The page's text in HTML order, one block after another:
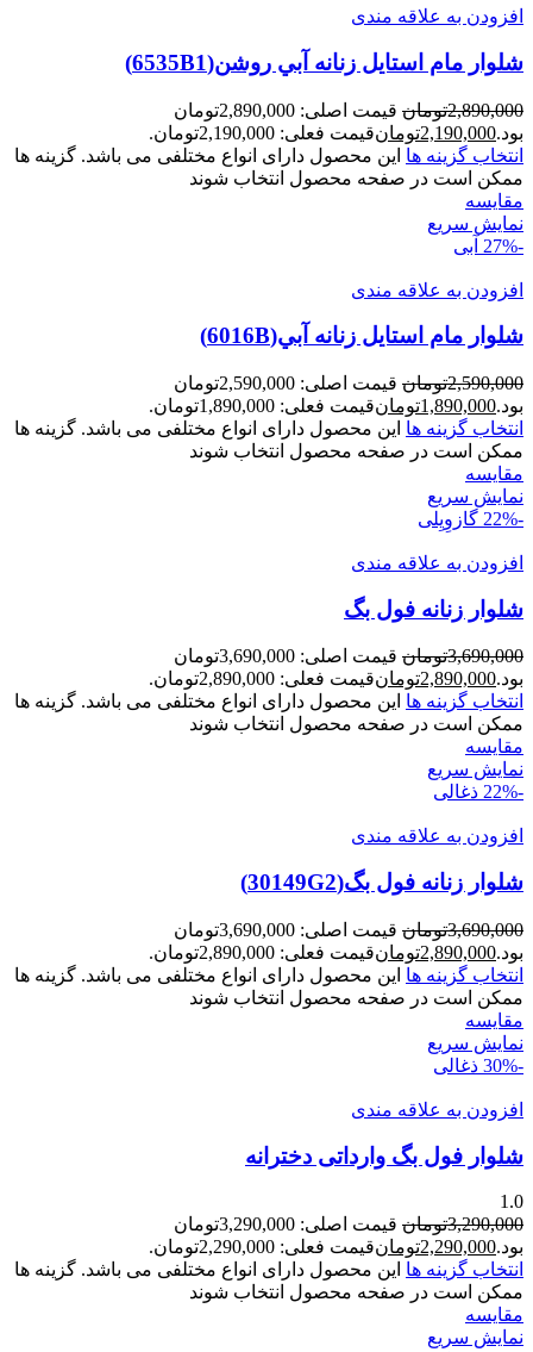
افزودن به علاقه مندی
شلوار مام استايل زنانه آبي روشن(6535B1)
2,890,000تومان
قیمت اصلی: 2,890,000تومان
بود.2,190,000تومانقیمت فعلی: 2,190,000تومان.
انتخاب گزینه ها این محصول دارای انواع مختلفی می باشد. گزینه ها
ممکن است در صفحه محصول انتخاب شوند
مقايسه
نمایش سریع
-27%
آبی
افزودن به علاقه مندی
شلوار مام استايل زنانه آبي(6016B)
2,590,000تومان
قیمت اصلی: 2,590,000تومان
بود.1,890,000تومانقیمت فعلی: 1,890,000تومان.
انتخاب گزینه ها این محصول دارای انواع مختلفی می باشد. گزینه ها
ممکن است در صفحه محصول انتخاب شوند
مقايسه
نمایش سریع
-22%
گازوِیِلی
افزودن به علاقه مندی
شلوار زنانه فول بگ
3,690,000تومان
قیمت اصلی: 3,690,000تومان
بود.2,890,000تومانقیمت فعلی: 2,890,000تومان.
انتخاب گزینه ها این محصول دارای انواع مختلفی می باشد. گزینه ها
ممکن است در صفحه محصول انتخاب شوند
مقايسه
نمایش سریع
-22%
ذغالی
افزودن به علاقه مندی
شلوار زنانه فول بگ(30149G2)
3,690,000تومان
قیمت اصلی: 3,690,000تومان
بود.2,890,000تومانقیمت فعلی: 2,890,000تومان.
انتخاب گزینه ها این محصول دارای انواع مختلفی می باشد. گزینه ها
ممکن است در صفحه محصول انتخاب شوند
مقايسه
نمایش سریع
-30%
ذغالی
افزودن به علاقه مندی
شلوار فول بگ وارداتی دخترانه
1.0
3,290,000تومان
قیمت اصلی: 3,290,000تومان
بود.2,290,000تومانقیمت فعلی: 2,290,000تومان.
انتخاب گزینه ها این محصول دارای انواع مختلفی می باشد. گزینه ها
ممکن است در صفحه محصول انتخاب شوند
مقايسه
نمایش سریع